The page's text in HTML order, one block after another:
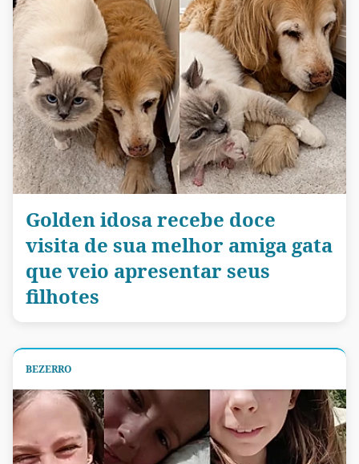
Golden idosa recebe doce
visita de sua melhor amiga gata
que veio apresentar seus
filhotes
BEZERRO